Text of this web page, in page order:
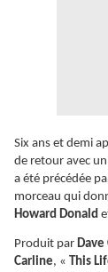
Six ans et demi
de retour avec
a été précédée
morceau qui
Howard Donald
Produit par Dave
Carline, « This